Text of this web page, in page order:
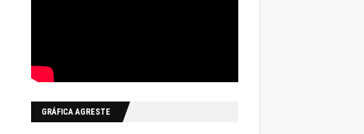
GRÁFICA AGRESTE